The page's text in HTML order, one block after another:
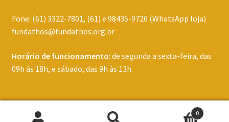
Fone: (61) 3322-7801, (61) e 98435-9726 (WhatsApp loja)
fundathos@fundathos.org.br
Horário de funcionamento: de segunda a sexta-feira, das
09h às 18h, e sábado, das 9h às 13h.
0